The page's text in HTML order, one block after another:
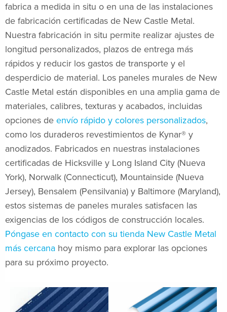
fabrica a medida in situ o en una de las instalaciones
de fabricación certificadas de New Castle Metal.
Nuestra fabricación in situ permite realizar ajustes de
longitud personalizados, plazos de entrega más
rápidos y reducir los gastos de transporte y el
desperdicio de material. Los paneles murales de New
Castle Metal están disponibles en una amplia gama de
materiales, calibres, texturas y acabados, incluidas
opciones de envío rápido y colores personalizados,
como los duraderos revestimientos de Kynar® y
anodizados. Fabricados en nuestras instalaciones
certificadas de Hicksville y Long Island City (Nueva
York), Norwalk (Connecticut), Mountainside (Nueva
Jersey), Bensalem (Pensilvania) y Baltimore (Maryland),
estos sistemas de paneles murales satisfacen las
exigencias de los códigos de construcción locales.
Póngase en contacto con su tienda New Castle Metal
más cercana hoy mismo para explorar las opciones
para su próximo proyecto.